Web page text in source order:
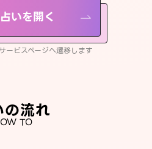
いを開く
ービスページへ遷移します
の流れ
TO